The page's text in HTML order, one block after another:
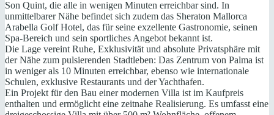
Son Quint, die alle in wenigen Minuten erreichbar sind. In
unmittelbarer Nähe befindet sich zudem das Sheraton Mallorca
Arabella Golf Hotel, das für seine exzellente Gastronomie, seinen
Spa-Bereich und sein sportliches Angebot bekannt ist.
Die Lage vereint Ruhe, Exklusivität und absolute Privatsphäre mit
der Nähe zum pulsierenden Stadtleben: Das Zentrum von Palma ist
in weniger als 10 Minuten erreichbar, ebenso wie internationale
Schulen, exklusive Restaurants und der Yachthafen.
Ein Projekt für den Bau einer modernen Villa ist im Kaufpreis
enthalten und ermöglicht eine zeitnahe Realisierung. Es umfasst eine